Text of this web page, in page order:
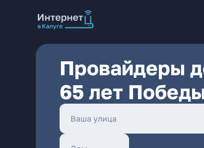
Провайдеры
65 лет